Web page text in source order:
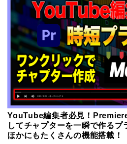
YouTube編集者必見！
してチャプターを一瞬で作るプ
ほかにもたくさんの機能搭載！